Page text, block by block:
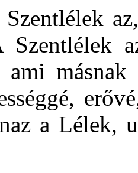
Szentlélek
ami
a Lélek,